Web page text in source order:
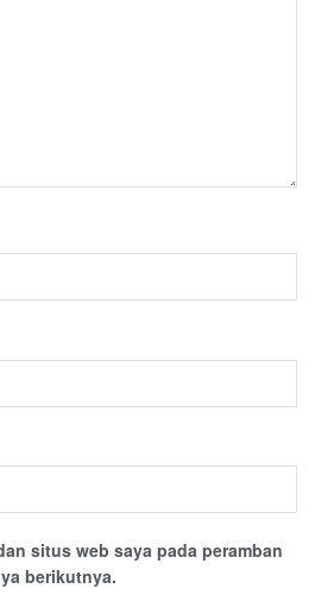
situs web saya pada peramban
berikutnya.